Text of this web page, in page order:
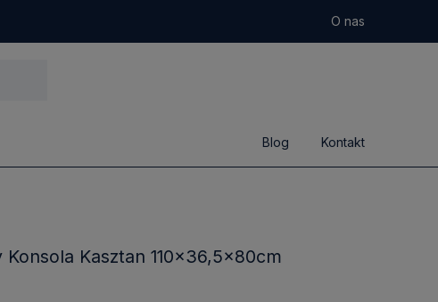
O nas
Blog Kontakt
Kasztan 110x36,5x80cm